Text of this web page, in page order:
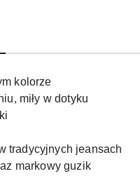
kolorze
miły w dotyku
tradycyjnych jeansach
markowy guzik